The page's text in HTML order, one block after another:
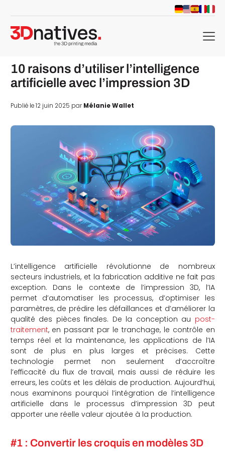
menu
10 raisons d’utiliser l’intelligence
artificielle avec l’impression 3D
Publié le 12 juin 2025 parMélanie Wallet
L’intelligence artificielle révolutionne de nombreux
secteurs industriels, et la fabrication additive ne fait pas
exception. Dans le contexte de l’impression 3D, l’IA
permet d’automatiser les processus, d’optimiser les
paramètres, de prédire les défaillances et d’améliorer la
qualité des pièces finales. De la conception au post-
traitement, en passant par le tranchage, le contrôle en
temps réel et la maintenance, les applications de l’IA
sont de plus en plus larges et précises. Cette
technologie permet non seulement d’accroître
l’efficacité du flux de travail, mais aussi de réduire les
erreurs, les coûts et les délais de production. Aujourd’hui,
nous examinons pourquoi l’intégration de l’intelligence
artificielle dans le processus d’impression 3D peut
apporter une réelle valeur ajoutée à la production.
#1 : Convertir les croquis en modèles 3D